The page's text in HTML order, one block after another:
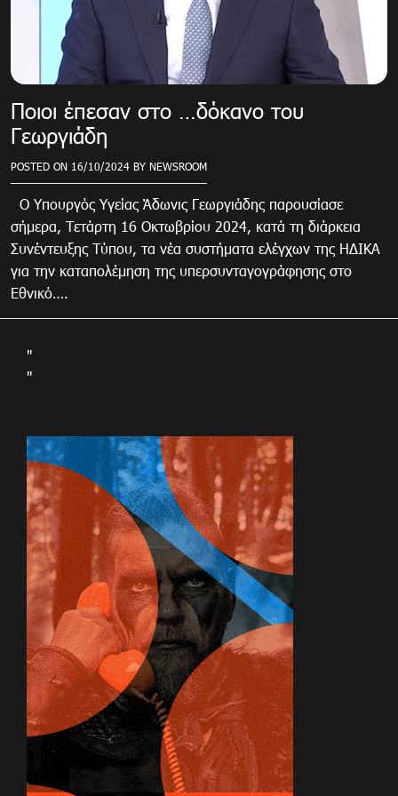
Ποιοι έπεσαν στο …δόκανο του
Γεωργιάδη
POSTED ON 16/10/2024 BY NEWSROOM
Ο Υπουργός Υγείας Άδωνις Γεωργιάδης παρουσίασε
σήμερα, Τετάρτη 16 Οκτωβρίου 2024, κατά τη διάρκεια
Συνέντευξης Τύπου, τα νέα συστήματα ελέγχων της ΗΔΙΚΑ
για την καταπολέμηση της υπερσυνταγογράφησης στο
Εθνικό….
"
"